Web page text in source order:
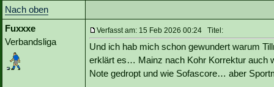
Nach oben
Fuxxxe
Verbandsliga
Verfasst am: 15 Feb 2026 00:24 Titel:
Und ich hab mich schon gewundert warum
erklärt es… Mainz nach Kohr Korrektur auch
Note gedropt und wie Sofascore… aber